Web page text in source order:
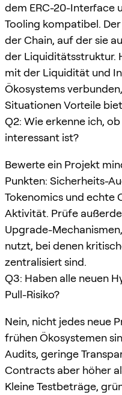
dem ERC-20-Interface
Tooling kompatibel.
der Chain, auf der sie
der Liquiditätsstruktur.
mit der Liquidität und
Ökosystems
Situationen Vorteile
Q2: Wie erkenne ich,
interessant ist?
Bewerte ein Projekt
Punkten: Sicherheits-
Tokenomics und echte
Aktivität. Prüfe
Upgrade-
nutzt, bei denen
zentralisiert sind.
Q3: Haben alle neuen
Pull-Risiko?
Nein, nicht jedes neue
frühen Ökosystemen
Audits, geringe
Contracts aber höher
Kleine Testbeträge,